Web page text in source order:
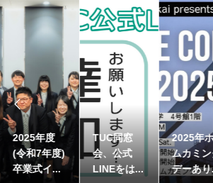

2025年度
(令和7年度)
卒業式イ...
TUC同窓
会、公式
LINEをは...
2025年
ムカミ
デーあ